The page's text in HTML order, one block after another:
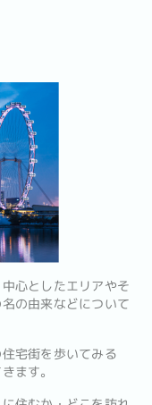
心としたエリアやそ
の由来などについて
宅街を歩いてみる
ます。